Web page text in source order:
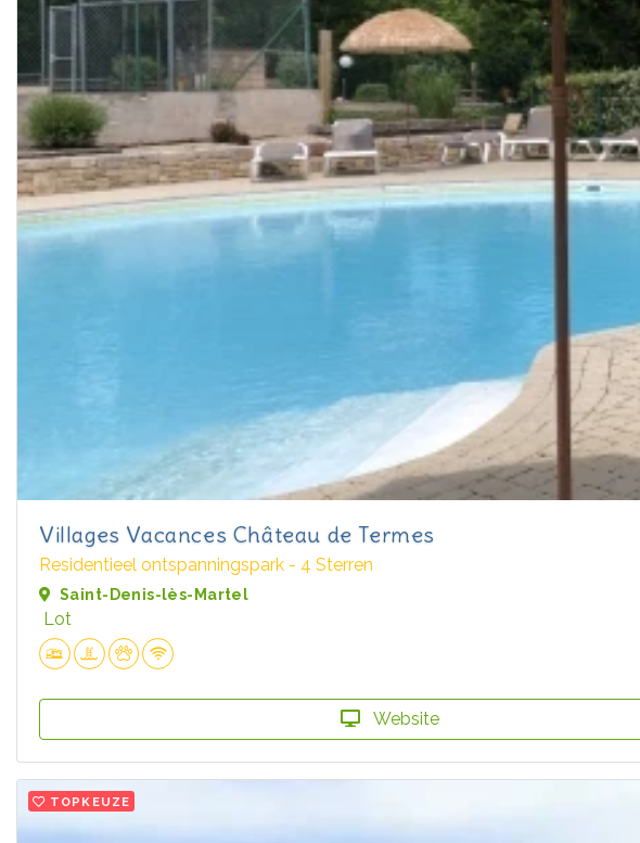
Villages Vacances Château de Termes
Residentieel ontspanningspark - 4 Sterren
Saint-Denis-lès-Martel
Lot
Website
TOPKEUZE